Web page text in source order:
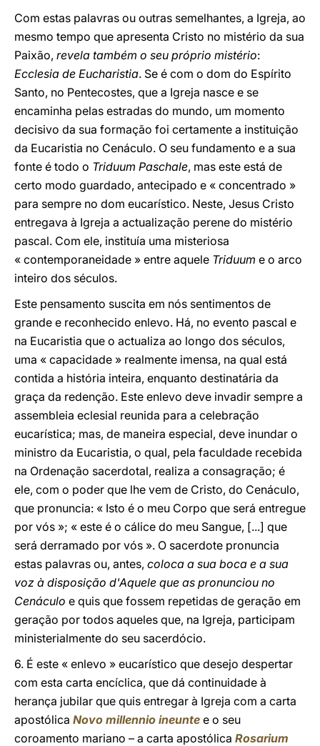
Com estas palavras ou outras semelhantes, a Igreja, ao
mesmo tempo que apresenta Cristo no mistério da sua
Paixão, revela também o seu próprio mistério:
Ecclesia de Eucharistia. Se é com o dom do Espírito
Santo, no Pentecostes, que a Igreja nasce e se
encaminha pelas estradas do mundo, um momento
decisivo da sua formação foi certamente a instituição
da Eucaristia no Cenáculo. O seu fundamento e a sua
fonte é todo o Triduum Paschale, mas este está de
certo modo guardado, antecipado e « concentrado »
para sempre no dom eucarístico. Neste, Jesus Cristo
entregava à Igreja a actualização perene do mistério
pascal. Com ele, instituía uma misteriosa
« contemporaneidade » entre aquele Triduum e o arco
inteiro dos séculos.
Este pensamento suscita em nós sentimentos de
grande e reconhecido enlevo. Há, no evento pascal e
na Eucaristia que o actualiza ao longo dos séculos,
uma « capacidade » realmente imensa, na qual está
contida a história inteira, enquanto destinatária da
graça da redenção. Este enlevo deve invadir sempre a
assembleia eclesial reunida para a celebração
eucarística; mas, de maneira especial, deve inundar o
ministro da Eucaristia, o qual, pela faculdade recebida
na Ordenação sacerdotal, realiza a consagração; é
ele, com o poder que lhe vem de Cristo, do Cenáculo,
que pronuncia: « Isto é o meu Corpo que será entregue
por vós »; « este é o cálice do meu Sangue, [...] que
será derramado por vós ». O sacerdote pronuncia
estas palavras ou, antes, coloca a sua boca e a sua
voz à disposição d'Aquele que as pronunciou no
Cenáculo e quis que fossem repetidas de geração em
geração por todos aqueles que, na Igreja, participam
ministerialmente do seu sacerdócio.
6. É este « enlevo » eucarístico que desejo despertar
com esta carta encíclica, que dá continuidade à
herança jubilar que quis entregar à Igreja com a carta
apostólica Novo millennio ineunte e o seu
coroamento mariano – a carta apostólica Rosarium